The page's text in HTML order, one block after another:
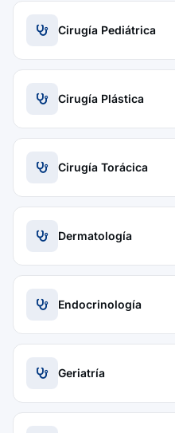
Cirugía Pediátrica
Cirugía Plástica
Cirugía Torácica
Dermatología
Endocrinología
Geriatría